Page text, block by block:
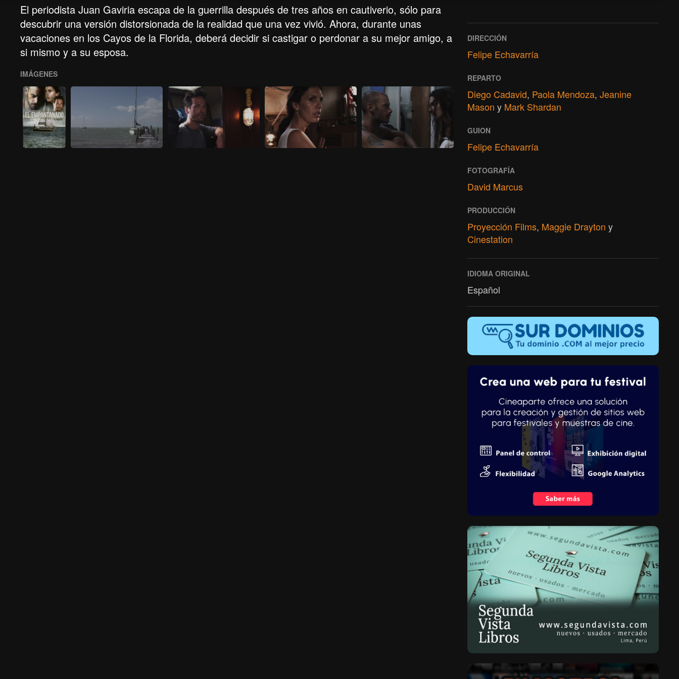
El periodista Juan Gaviria escapa de la guerrilla después de tres años en cautiverio, sólo para
descubrir una versión distorsionada de la realidad que una vez vivió. Ahora, durante unas
vacaciones en los Cayos de la Florida, deberá decidir si castigar o perdonar a su mejor amigo, a
si mismo y a su esposa.
IMÁGENES
DIRECCIÓN
Felipe Echavarría
REPARTO
Diego Cadavid, Paola Mendoza, Jeanine
Mason y Mark Shardan
GUION
Felipe Echavarría
FOTOGRAFÍA
David Marcus
PRODUCCIÓN
Proyección Films, Maggie Drayton y
Cinestation
IDIOMA ORIGINAL
Español